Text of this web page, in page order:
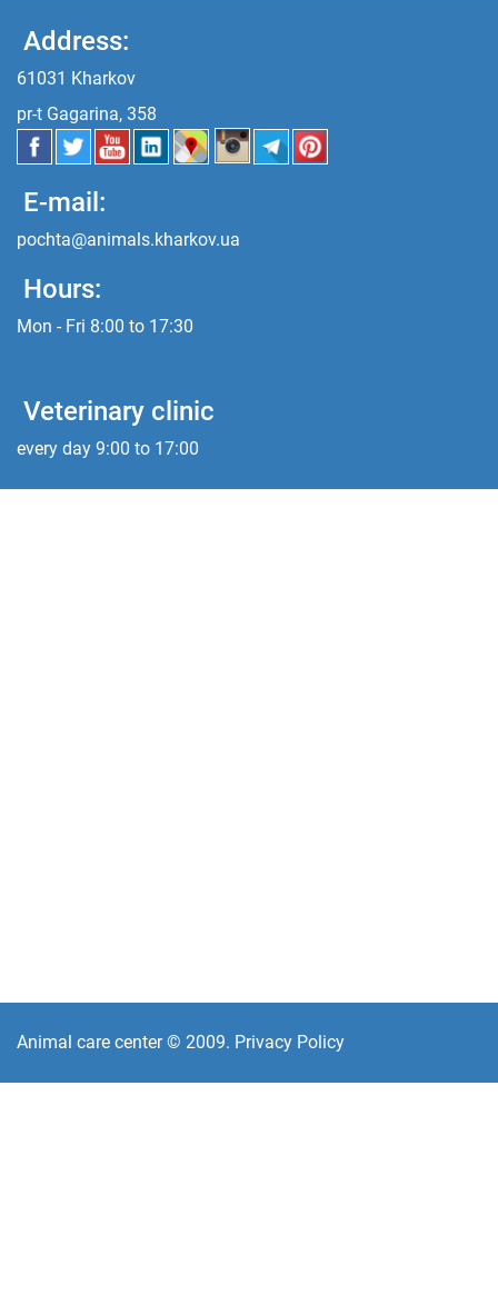
Address:
61031 Kharkov
pr-t Gagarina, 358
E-mail:
pochta@animals.kharkov.ua
Hours:
Mon - Fri 8:00 to 17:30
Veterinary clinic
every day 9:00 to 17:00
Animal care center © 2009. Privacy Policy